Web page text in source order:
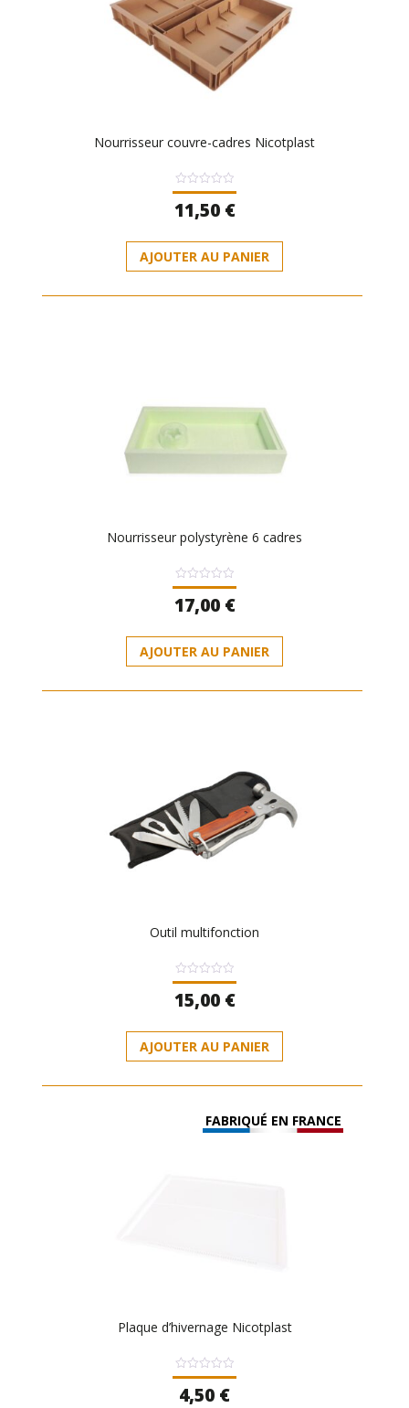
Nourrisseur couvre-cadres Nicotplast
Note
0
sur
11,50 €
AJOUTER AU PANIER
Nourrisseur polystyrène 6 cadres
Note
0
sur
17,00 €
AJOUTER AU PANIER
Outil multifonction
Note
0
sur
15,00 €
AJOUTER AU PANIER
FABRIQUÉ EN FRANCE
Plaque d’hivernage Nicotplast
Note
sur
4,50 €